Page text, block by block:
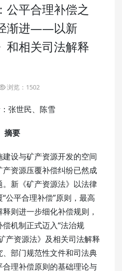
4001-666-001
公平合理补偿之
渐进——以新
和相关司法解释
浏览：1502
张世民、陈雪
摘要
设与矿产资源开发的空间
资源压覆补偿纠纷已然成
新《矿产资源法》以法律
公平合理补偿”原则，最高
释则进一步细化补偿规则，
机制正式迈入“法治规
产资源法》及相关司法解释
部门规范性文件和司法典
理补偿原则的基础理论与